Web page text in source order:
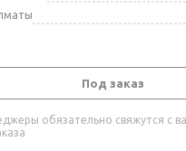
Под заказ
обязательно свяжутся с